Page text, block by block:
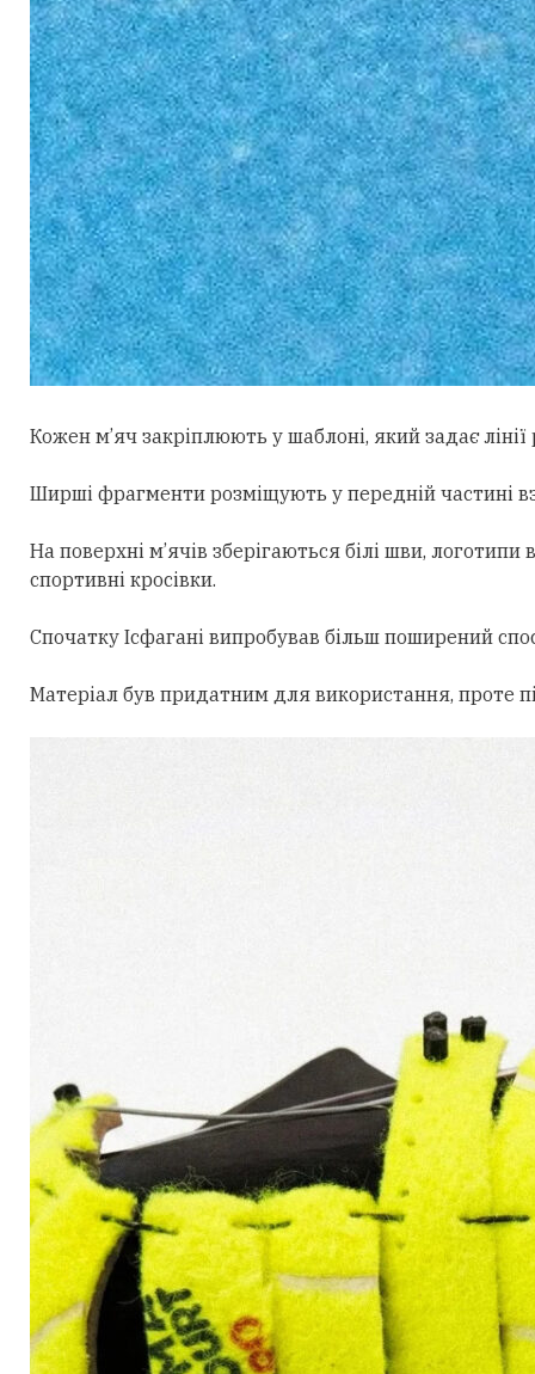
Кожен м’яч закріплюють у шаблоні, який задає
Ширші фрагменти розміщують у передній частині
На поверхні м’ячів зберігаються білі шви,
спортивні кросівки.
Спочатку Ісфагані випробував більш поширений
Матеріал був придатним для використання, проте